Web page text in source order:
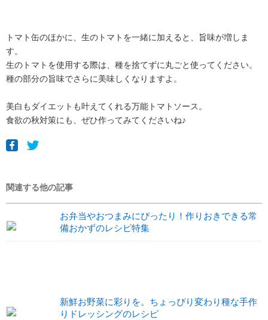
トマト缶のほかに、生のトマトを一緒に加えると、旨味が増しま
す。
生のトマトを使用する際は、種を捨てずに丸ごと使ってください。
種の部分の旨味でさらに美味しくなりますよ。
美白もダイエットも叶えてくれる万能トマトソース。
食欲の秋対策にも、ぜひ作ってみてくださいね♪
関連する他の記事
お弁当やおつまみにぴったり！作りおきできる常
備おかずのレシピ特集
新鮮お野菜に彩りを。ちょっぴり変わり種な手作
りドレッシングのレシピ